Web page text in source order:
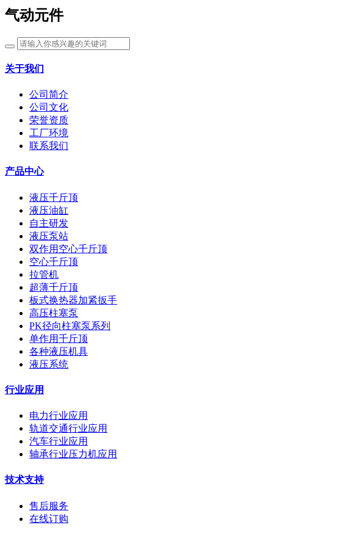
气动元件
关于我们
公司简介
公司文化
荣誉资质
工厂环境
联系我们
产品中心
液压千斤顶
液压油缸
自主研发
液压泵站
双作用空心千斤顶
空心千斤顶
拉管机
超薄千斤顶
板式换热器加紧扳手
高压柱塞泵
PK径向柱塞泵系列
单作用千斤顶
各种液压机具
液压系统
行业应用
电力行业应用
轨道交通行业应用
汽车行业应用
轴承行业压力机应用
技术支持
售后服务
在线订购